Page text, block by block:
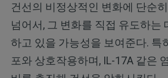
건선의 비정상적인 변화에 단순
넘어서, 그 변화를 직접 유도하는
하고 있을 가능성을 보여준다. 특
포와 상호작용하며, IL-17A 같은